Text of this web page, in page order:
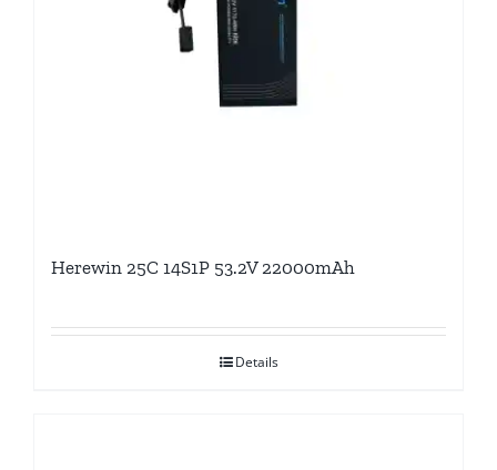
Herewin 25C 14S1P 53.2V 22000mAh
Details